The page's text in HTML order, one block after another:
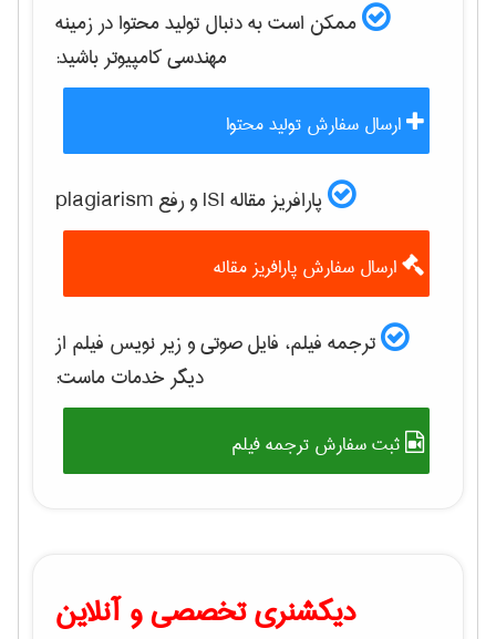
ممکن است به دنبال تولید محتوا در زمینه
مهندسی كامپيوترباشید:
ارسال سفارش تولید محتوا
پارافریز مقاله ISI و رفع plagiarism
ارسال سفارش پارافریز مقاله
ترجمه فیلم، فایل صوتی و زیر نویس فیلم از
دیگر خدمات ماست:
ثبت سفارش ترجمه فیلم
دیکشنری تخصصی و آنلاین